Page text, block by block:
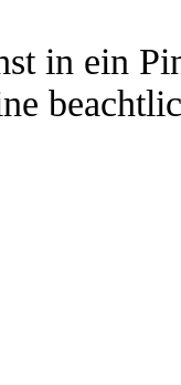
in ein